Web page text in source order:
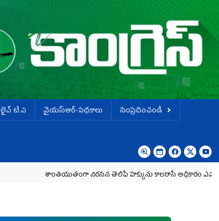
లైవ్ టి.వి వైయస్ఆర్-పథకాలు
సంప్రదించండి
శాంతియుతంగా నిరసన తెలిపే హక్కును కాలరాసే అధికారం ఎవరికీ లేదు